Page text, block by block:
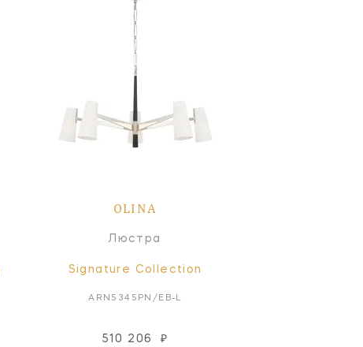
OLINA
Люстра
Signature Collection
ARN5345PN/EB-L
510 206 ₽